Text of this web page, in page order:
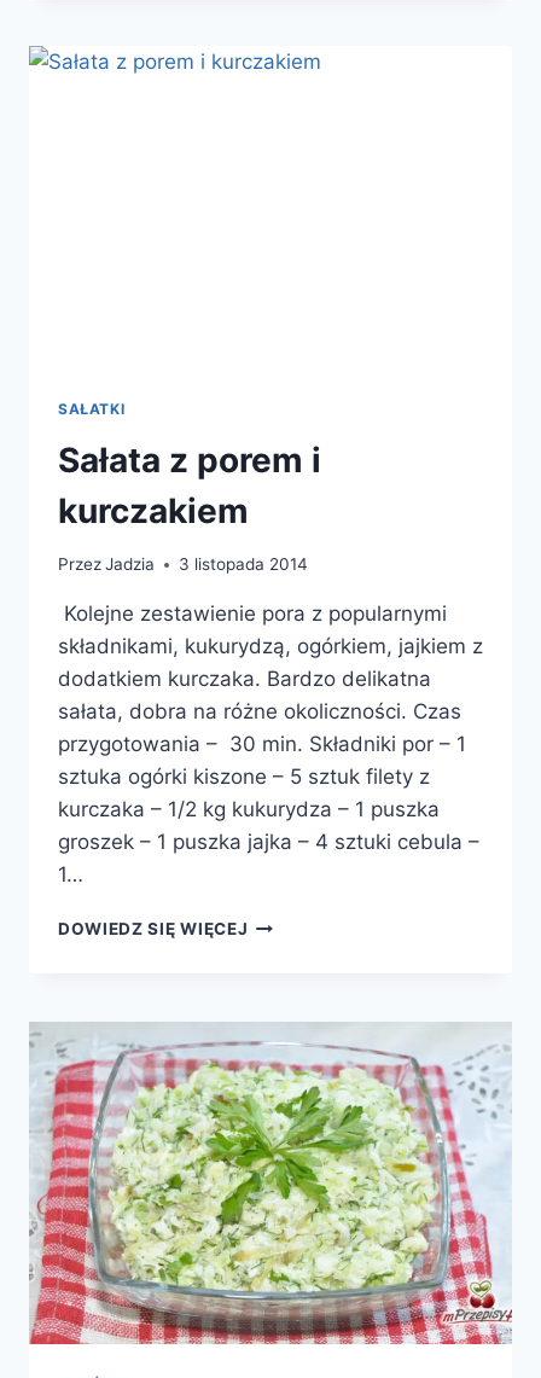
SAŁATKI
Sałata z porem i
kurczakiem
PrzezJadzia 3 listopada 2014
Kolejne zestawienie pora z popularnymi
składnikami, kukurydzą, ogórkiem, jajkiem z
dodatkiem kurczaka. Bardzo delikatna
sałata, dobra na różne okoliczności. Czas
przygotowania – 30 min. Składniki por – 1
sztuka ogórki kiszone – 5 sztuk filety z
kurczaka – 1/2 kg kukurydza – 1 puszka
groszek – 1 puszka jajka – 4 sztuki cebula –
1…
DOWIEDZ SIĘ WIĘCEJ SAŁATA
KURCZAKIEM